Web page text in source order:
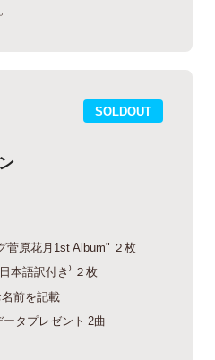
SOLDOUT
菅原花月1st Album" ２枚
本語訳付き⁾ ２枚
前を記載
タプレゼント 2曲